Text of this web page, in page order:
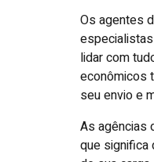
Os agentes
lidar com
econômicos
seu envio e
As agências
que significa